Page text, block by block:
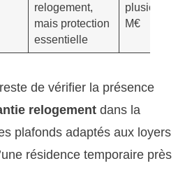
relogement,
mais protection
essentielle
plusieurs
M€
de vérifier la présence
relogement dans la
plafonds adaptés aux loyers
résidence temporaire près